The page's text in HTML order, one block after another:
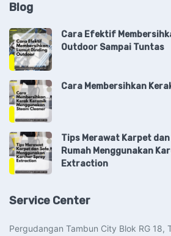
Blog
Cara Efektif
Outdoor Sampai Tuntas
Cara Membersihkan
Tips Merawat Karpet
Rumah Menggunakan
Extraction
Service Center
Pergudangan Tambun City Blok RG 18,